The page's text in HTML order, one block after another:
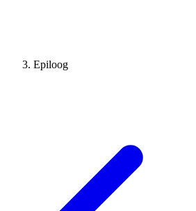
Epiloog